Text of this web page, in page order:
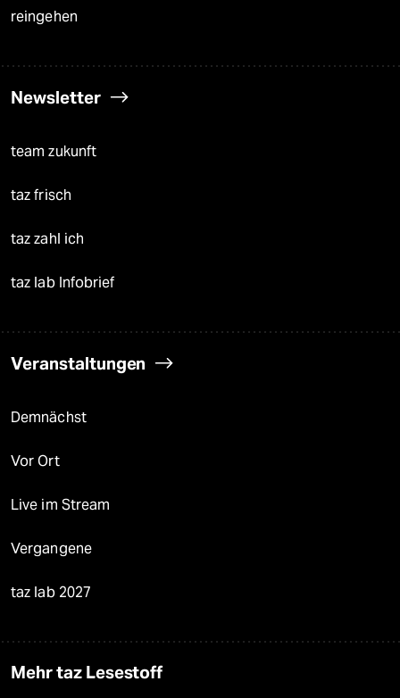
reingehen
Newsletter
team zukunft
taz frisch
taz zahl ich
taz lab Infobrief
Veranstaltungen
Demnächst
Vor Ort
Live im Stream
Vergangene
taz lab 2027
Mehr taz Lesestoff